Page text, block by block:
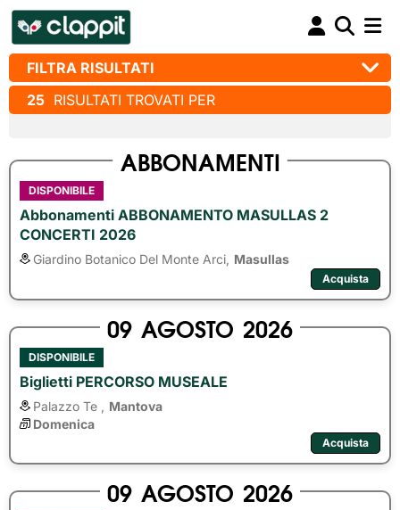
FILTRA RISULTATI
25 RISULTATI TROVATI PER
ABBONAMENTI
DISPONIBILE
Abbonamenti ABBONAMENTO MASULLAS 2
CONCERTI 2026
Giardino Botanico Del Monte Arci, Masullas
Acquista
09 AGOSTO 2026
DISPONIBILE
Biglietti PERCORSO MUSEALE
Palazzo Te ,
Mantova
Domenica
Acquista
09 AGOSTO 2026